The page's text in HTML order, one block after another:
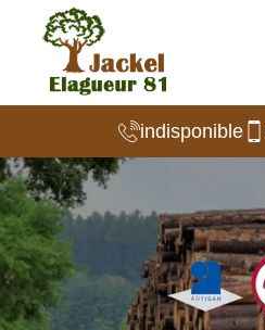
indisponible